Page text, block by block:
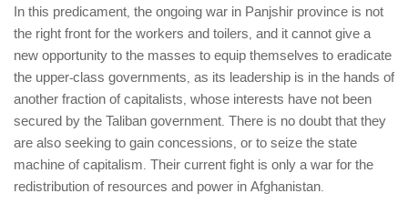
مارکسیسم
لنینیسم
تروتسکیسم
استالینیسم
آموزش مارکسیستی
In this predicament, the ongoing war in Panjshir province is not
the right front for the workers and toilers, and it cannot give a
new opportunity to the masses to equip themselves to eradicate
the upper-class governments, as its leadership is in the hands of
another fraction of capitalists, whose interests have not been
secured by the Taliban government. There is no doubt that they
are also seeking to gain concessions, or to seize the state
machine of capitalism. Their current fight is only a war for the
redistribution of resources and power in Afghanistan.